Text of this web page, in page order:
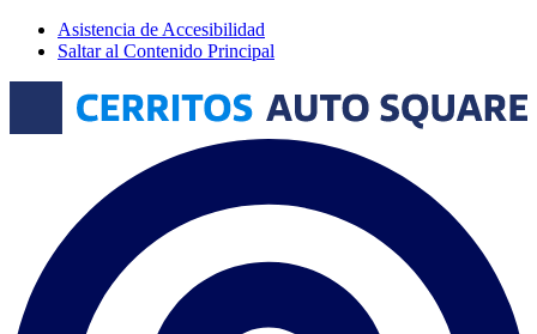
Asistencia de Accesibilidad
Saltar al Contenido Principal